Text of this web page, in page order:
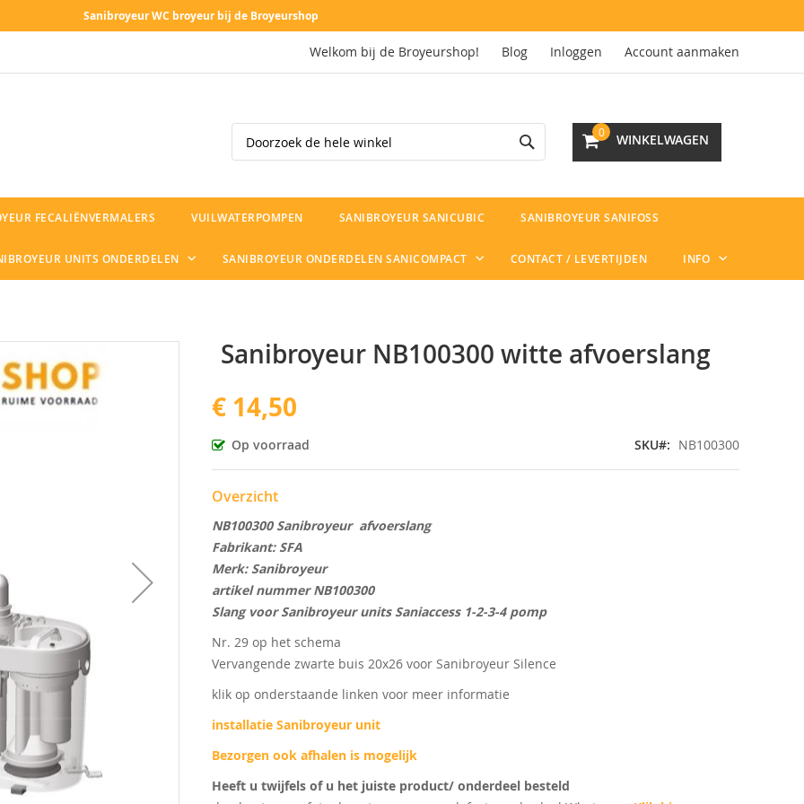
Sanibroyeur WC broyeur bij de Broyeurshop
Welkom bij de Broyeurshop! Blog Inloggen Account aanmaken
WINKELWAGEN
0
Search
FECALIËNVERMALERS VUILWATERPOMPEN SANIBROYEUR SANICUBIC SANIBROYEUR SANIFOSS
UNITS ONDERDELEN SANIBROYEUR ONDERDELEN SANICOMPACT CONTACT / LEVERTIJDEN INFO
Sanibroyeur NB100300 witte afvoerslang
€ 14,50
Op voorraad SKU NB100300
Overzicht
NB100300 Sanibroyeur afvoerslang
Fabrikant: SFA
Merk: Sanibroyeur
artikel nummer NB100300
Slang voor Sanibroyeur units Saniaccess 1-2-3-4 pomp
Nr. 29 op het schema
Vervangende zwarte buis 20x26 voor Sanibroyeur Silence
klik op onderstaande linken voor meer informatie
installatie Sanibroyeur unit
Bezorgen ook afhalen is mogelijk
Heeft u twijfels of u het juiste product/ onderdeel besteld